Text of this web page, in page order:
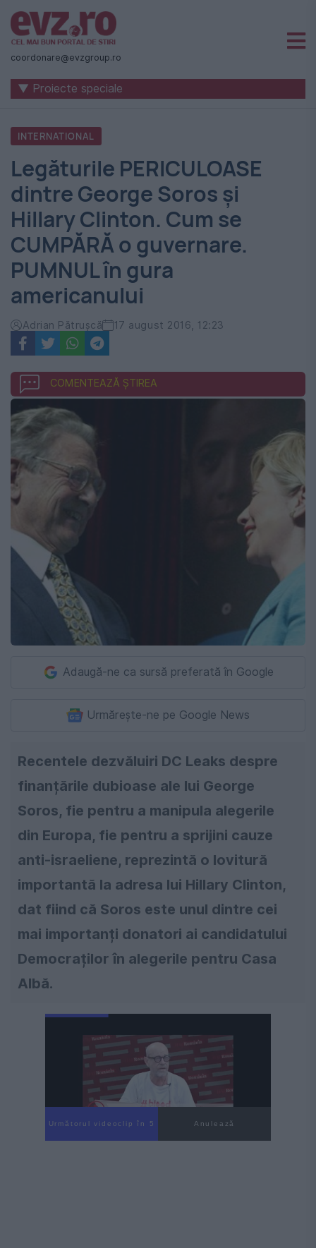
Știri
naționale
internaționale
România
-
Evenimentul
Zilei
coordonare@evzgroup.ro
▼ Proiecte speciale
INTERNATIONAL
Legăturile PERICULOASE
dintre George Soros și
Hillary Clinton. Cum se
CUMPĂRĂ o guvernare.
PUMNUL în gura
americanului
Adrian Pătrușcă 17 august 2016, 12:23
COMENTEAZĂ ȘTIREA
Adaugă-ne ca sursă preferată în Google
Urmărește-ne pe Google News
Recentele dezvăluiri DC Leaks despre
finanțările dubioase ale lui George
Soros, fie pentru a manipula alegerile
din Europa, fie pentru a sprijini cauze
anti-israeliene, reprezintă o lovitură
importantă la adresa lui Hillary Clinton,
dat fiind că Soros este unul dintre cei
mai importanți donatori ai candidatului
Democraților în alegerile pentru Casa
Albă.
Următorul videoclip în 4 Anulează